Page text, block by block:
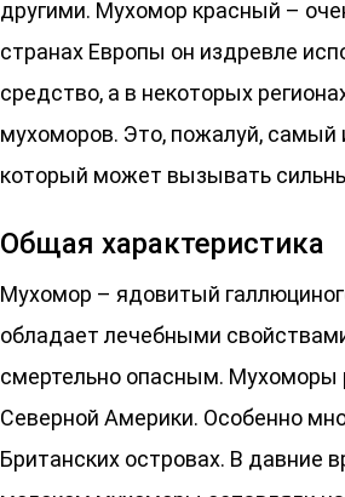
другими. Мухомор красный –
странах Европы он издревле
средство, а в некоторых
мухоморов. Это, пожалуй, самый
который может вызывать
Общая характеристика
Мухомор – ядовитый
обладает лечебными
смертельно опасным. Мухоморы
Северной Америки. Особенно
Британских островах. В давние